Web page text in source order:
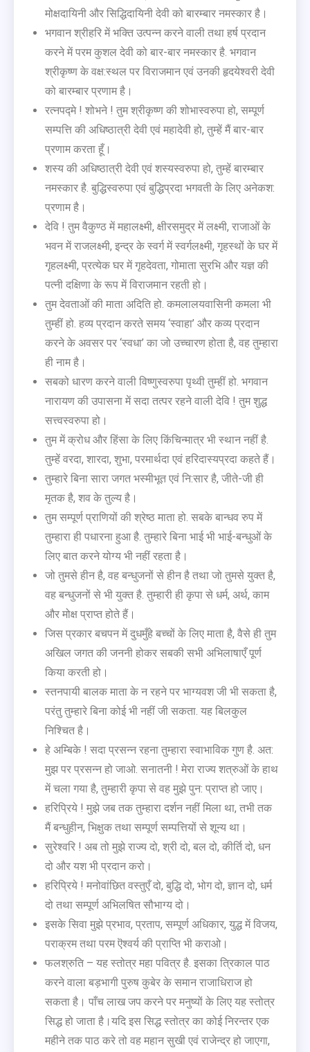
मोक्षदायिनी और सिद्धिदायिनी देवी को बारम्बार नमस्कार है।
भगवान श्रीहरि में भक्ति उत्पन्न करने वाली तथा हर्ष प्रदान
करने में परम कुशल देवी को बार-बार नमस्कार है. भगवान
श्रीकृष्ण के वक्ष:स्थल पर विराजमान एवं उनकी हृदयेश्वरी देवी
को बारम्बार प्रणाम है।
रत्नपद्मे ! शोभने ! तुम श्रीकृष्ण की शोभास्वरुपा हो, सम्पूर्ण
सम्पत्ति की अधिष्ठात्री देवी एवं महादेवी हो, तुम्हें मैं बार-बार
प्रणाम करता हूँ।
शस्य की अधिष्ठात्री देवी एवं शस्यस्वरुपा हो, तुम्हें बारम्बार
नमस्कार है. बुद्धिस्वरुपा एवं बुद्धिप्रदा भगवती के लिए अनेकश:
प्रणाम है।
देवि ! तुम वैकुण्ठ में महालक्ष्मी, क्षीरसमुद्र में लक्ष्मी, राजाओं के
भवन में राजलक्ष्मी, इन्द्र के स्वर्ग में स्वर्गलक्ष्मी, गृहस्थों के घर में
गृहलक्ष्मी, प्रत्येक घर में गृहदेवता, गोमाता सुरभि और यज्ञ की
पत्नी दक्षिणा के रूप में विराजमान रहती हो।
तुम देवताओं की माता अदिति हो. कमलालयवासिनी कमला भी
तुम्हीं हो. हव्य प्रदान करते समय ‘स्वाहा’ और कव्य प्रदान
करने के अवसर पर ‘स्वधा’ का जो उच्चारण होता है, वह तुम्हारा
ही नाम है।
सबको धारण करने वाली विष्णुस्वरुपा पृथ्वी तुम्हीं हो. भगवान
नारायण की उपासना में सदा तत्पर रहने वाली देवि ! तुम शुद्ध
सत्त्वस्वरुपा हो।
तुम में क्रोध और हिंसा के लिए किंचिन्मात्र भी स्थान नहीं है.
तुम्हें वरदा, शारदा, शुभा, परमार्थदा एवं हरिदास्यप्रदा कहते हैं।
तुम्हारे बिना सारा जगत भस्मीभूत एवं नि:सार है, जीते-जी ही
मृतक है, शव के तुल्य है।
तुम सम्पूर्ण प्राणियों की श्रेष्ठ माता हो. सबके बान्धव रुप में
तुम्हारा ही पधारना हुआ है. तुम्हारे बिना भाई भी भाई-बन्धुओं के
लिए बात करने योग्य भी नहीं रहता है।
जो तुमसे हीन है, वह बन्धुजनों से हीन है तथा जो तुमसे युक्त है,
वह बन्धुजनों से भी युक्त है. तुम्हारी ही कृपा से धर्म, अर्थ, काम
और मोक्ष प्राप्त होते हैं।
जिस प्रकार बचपन में दुधमुँहे बच्चों के लिए माता है, वैसे ही तुम
अखिल जगत की जननी होकर सबकी सभी अभिलाषाएँ पूर्ण
किया करती हो।
स्तनपायी बालक माता के न रहने पर भाग्यवश जी भी सकता है,
परंतु तुम्हारे बिना कोई भी नहीं जी सकता. यह बिलकुल
निश्चित है।
हे अम्बिके ! सदा प्रसन्न रहना तुम्हारा स्वाभाविक गुण है. अत:
मुझ पर प्रसन्न हो जाओ. सनातनी ! मेरा राज्य शत्रुओं के हाथ
में चला गया है, तुम्हारी कृपा से वह मुझे पुन: प्राप्त हो जाए।
हरिप्रिये ! मुझे जब तक तुम्हारा दर्शन नहीं मिला था, तभी तक
मैं बन्धुहीन, भिक्षुक तथा सम्पूर्ण सम्पत्तियों से शून्य था।
सुरेश्वरि ! अब तो मुझे राज्य दो, श्री दो, बल दो, कीर्ति दो, धन
दो और यश भी प्रदान करो।
हरिप्रिये ! मनोवांछित वस्तुएँ दो, बुद्धि दो, भोग दो, ज्ञान दो, धर्म
दो तथा सम्पूर्ण अभिलषित सौभाग्य दो।
इसके सिवा मुझे प्रभाव, प्रताप, सम्पूर्ण अधिकार, युद्ध में विजय,
पराक्रम तथा परम ऎश्वर्य की प्राप्ति भी कराओ।
फलश्रुति – यह स्तोत्र महा पवित्र है. इसका त्रिकाल पाठ
करने वाला बड़भागी पुरुष कुबेर के समान राजाधिराज हो
सकता है। पाँच लाख जप करने पर मनुष्यों के लिए यह स्तोत्र
सिद्ध हो जाता है।यदि इस सिद्ध स्तोत्र का कोई निरन्तर एक
महीने तक पाठ करे तो वह महान सुखी एवं राजेन्द्र हो जाएगा,